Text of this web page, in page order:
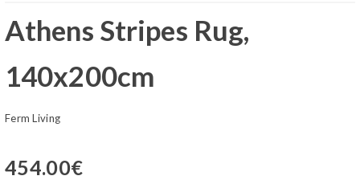
Athens Stripes Rug,
140x200cm
Ferm Living
454.00€